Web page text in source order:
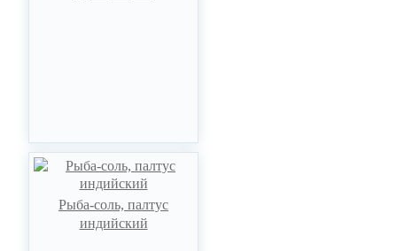
Рыба-соль, палтус
индийский